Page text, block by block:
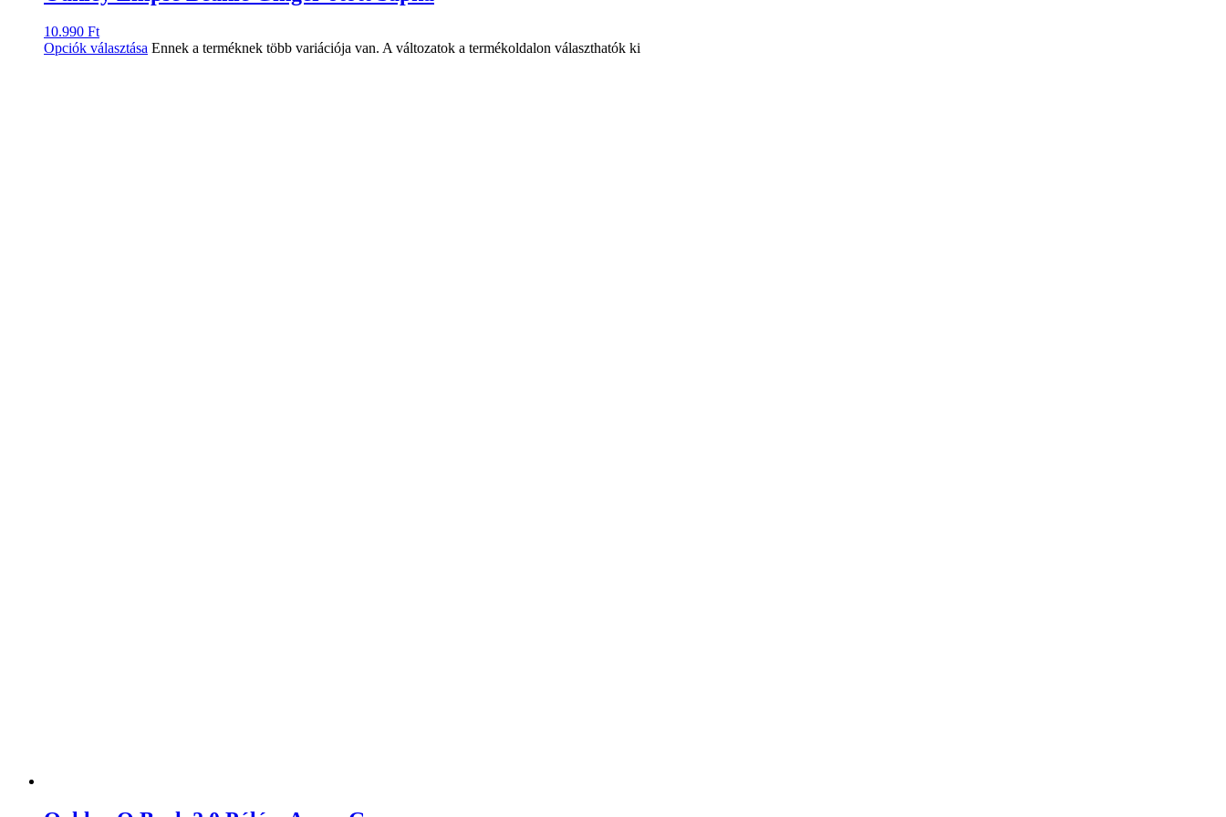
10.990 Ft
Opciók választása Ennek a terméknek több variációja van. A változatok a termékoldalon választhatók ki